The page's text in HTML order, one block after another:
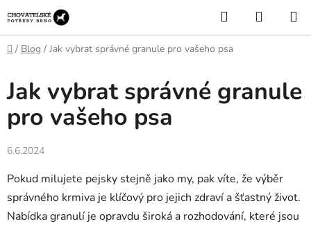
na
obsah
Hledat
KOŠÍK
Domů
/ Blog / Jak vybrat správné granule pro vašeho psa
Jak vybrat správné granule
pro vašeho psa
6.6.2024
Pokud milujete pejsky stejně jako my, pak víte, že výběr
správného krmiva je klíčový pro jejich zdraví a šťastný život.
Nabídka granulí je opravdu široká a rozhodování, které jsou